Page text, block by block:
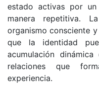
estado activas por
manera repetitiva.
organismo consciente
que la identidad
acumulación
relaciones que
experiencia.